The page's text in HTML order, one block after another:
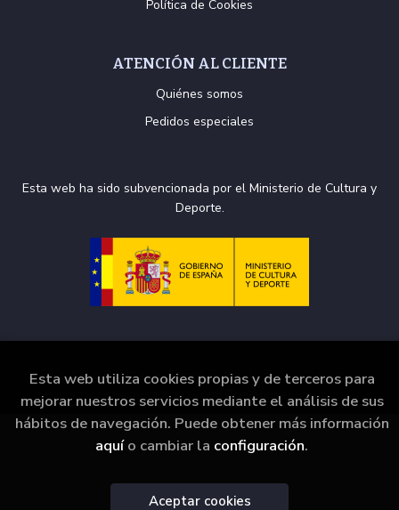
Política de Cookies
ATENCIÓN AL CLIENTE
Quiénes somos
Pedidos especiales
Esta web ha sido subvencionada por el Ministerio de Cultura y
Deporte.
2026 ©La Puerta de Tannhäuser. Todos los Derechos
Reservados |Grupo Trevenque
Esta web utiliza cookies propias y de terceros para
mejorar nuestros servicios mediante el análisis de sus
hábitos de navegación. Puede obtener más información
aquío cambiar la configuración.
Aceptar cookies